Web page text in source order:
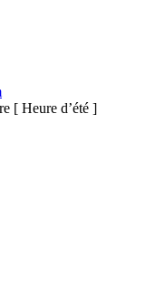
[ Heure d’été ]